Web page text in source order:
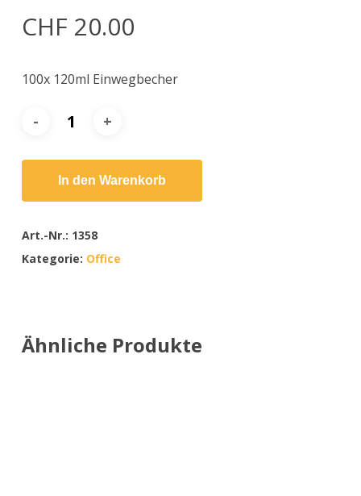
CHF 20.00
100x 120ml Einwegbecher
In den Warenkorb
Art.-Nr.: 1358
Kategorie: Office
Ähnliche Produkte